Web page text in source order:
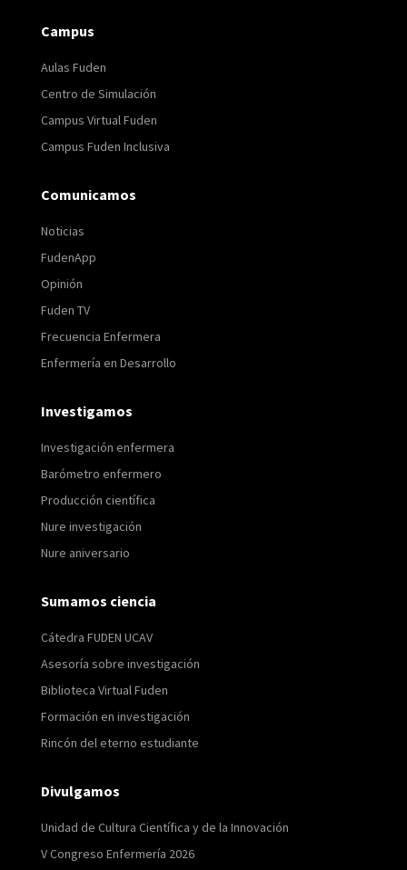
Campus
Aulas Fuden
Centro de Simulación
Campus Virtual Fuden
Campus Fuden Inclusiva
Comunicamos
Noticias
FudenApp
Opinión
Fuden TV
Frecuencia Enfermera
Enfermería en Desarrollo
Investigamos
Investigación enfermera
Barómetro enfermero
Producción científica
Nure investigación
Nure aniversario
Sumamos ciencia
Cátedra FUDEN UCAV
Asesoría sobre investigación
Biblioteca Virtual Fuden
Formación en investigación
Rincón del eterno estudiante
Divulgamos
Unidad de Cultura Científica y de la Innovación
V Congreso Enfermería 2026